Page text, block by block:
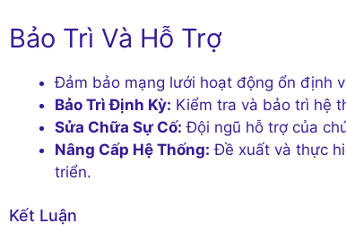
Bảo Trì Và Hỗ Trợ
Đảm bảo mạng lưới hoạt động ổn định
Bảo Trì Định Kỳ: Kiểm tra và bảo trì hệ
Sửa Chữa Sự Cố: Đội ngũ hỗ trợ của
Nâng Cấp Hệ Thống: Đề xuất và thực
triển.
Kết Luận